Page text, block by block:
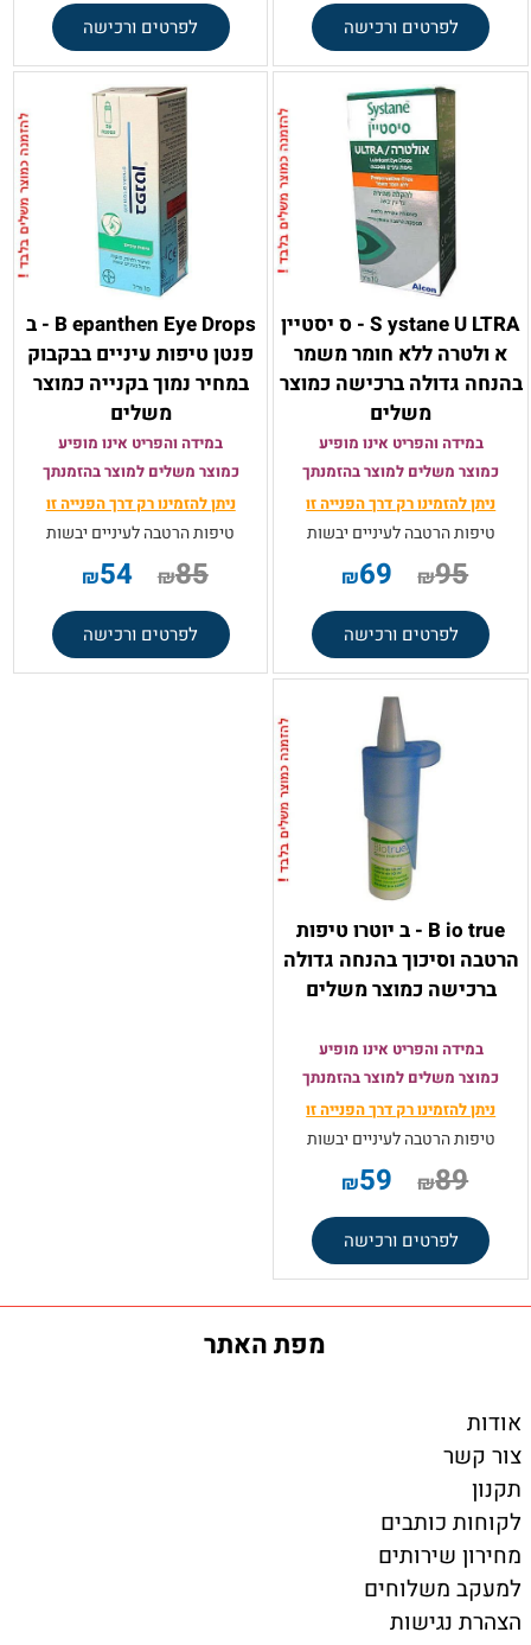
לפרטים ורכישה לפרטים ורכישה
S ystane U LTRA - ס יסטיין
א ולטרה ללא חומר משמר
בהנחה גדולה ברכישה כמוצר
משלים
במידה והפריט אינו מופיע
כמוצר משלים למוצר בהזמנתך
ניתן להזמינו רק דרך הפנייה זו
טיפות הרטבה לעיניים יבשות
₪95
₪69
לפרטים ורכישה
B epanthen Eye Drops - ב
פנטן טיפות עיניים בבקבוק
במחיר נמוך בקנייה כמוצר
משלים
במידה והפריט אינו מופיע
כמוצר משלים למוצר בהזמנתך
ניתן להזמינו רק דרך הפנייה זו
טיפות הרטבה לעיניים יבשות
₪85
₪54
לפרטים ורכישה
B io true - ב יוטרו טיפות
הרטבה וסיכוך בהנחה גדולה
ברכישה כמוצר משלים
במידה והפריט אינו מופיע
כמוצר משלים למוצר בהזמנתך
ניתן להזמינו רק דרך הפנייה זו
טיפות הרטבה לעיניים יבשות
₪89
₪59
לפרטים ורכישה
מפת האתר
אודות
צור קשר
תקנון
לקוחות כותבים
מחירון שירותים
למעקב משלוחים
הצהרת נגישות